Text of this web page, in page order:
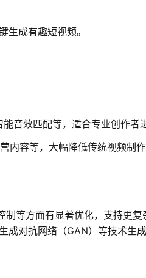
生成有趣短视频。
音效匹配等，适合专业创作者
内容等，大幅降低传统视频制
等方面有显著优化，支持更
成对抗网络（GAN）等技术生